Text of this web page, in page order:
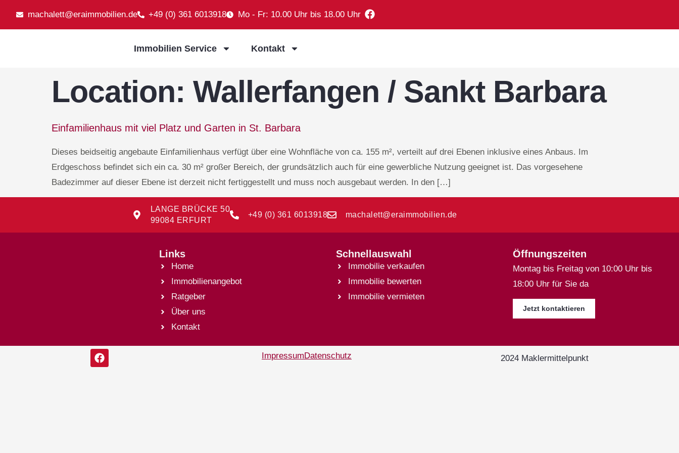
machalett@eraimmobilien.de +49 (0) 361 6013918 Mo - Fr: 10.00 Uhr bis 18.00 Uhr
Immobilien Service Kontakt
Location: Wallerfangen / Sankt Barbara
Einfamilienhaus mit viel Platz und Garten in St. Barbara
Dieses beidseitig angebaute Einfamilienhaus verfügt über eine Wohnfläche von ca. 155 m², verteilt auf drei Ebenen inklusive eines Anbaus. Im
Erdgeschoss befindet sich ein ca. 30 m² großer Bereich, der grundsätzlich auch für eine gewerbliche Nutzung geeignet ist. Das vorgesehene
Badezimmer auf dieser Ebene ist derzeit nicht fertiggestellt und muss noch ausgebaut werden. In den […]
LANGE BRÜCKE 50
99084 ERFURT
+49 (0) 361 6013918 machalett@eraimmobilien.de
Links
Home
Immobilienangebot
Ratgeber
Über uns
Kontakt
Schnellauswahl
Immobilie verkaufen
Immobilie bewerten
Immobilie vermieten
Öffnungszeiten
Montag bis Freitag von 10:00 Uhr bis
18:00 Uhr für Sie da
Jetzt kontaktieren
ImpressumDatenschutz 2024 Maklermittelpunkt